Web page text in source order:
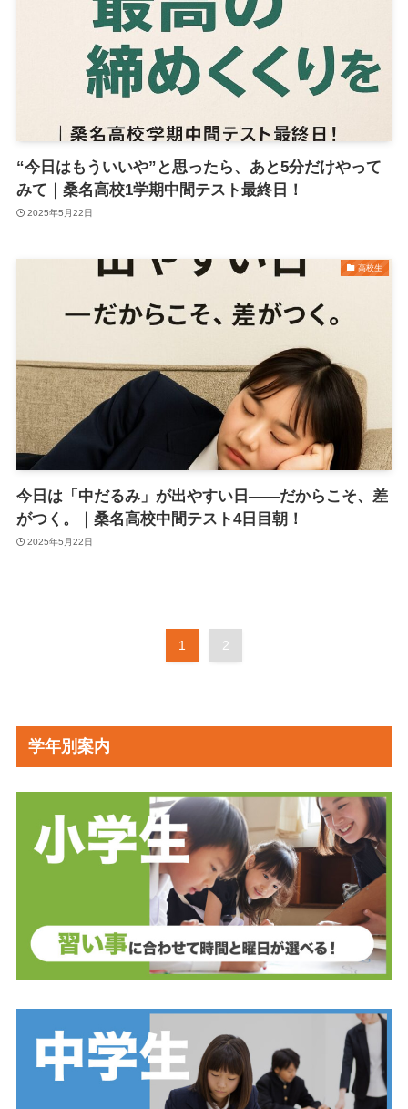
“今日はもういいや”と思ったら、あと5分だけやって
みて｜桑名高校1学期中間テスト最終日！
2025年5月22日
高校生
今日は「中だるみ」が出やすい日——だからこそ、差
がつく。｜桑名高校中間テスト4日目朝！
2025年5月22日
1 2
学年別案内